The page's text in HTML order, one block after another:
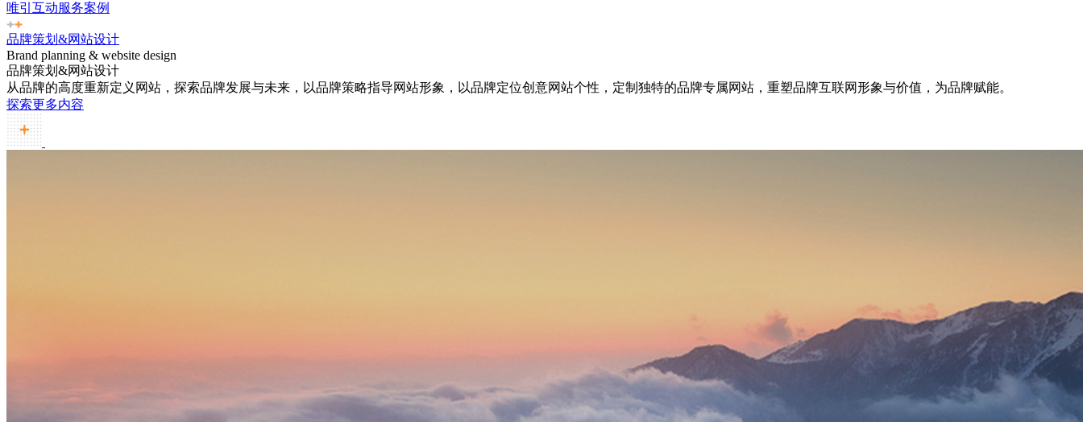
唯引互动服务案例
品牌策划&网站设计
Brand planning & website design
品牌策划&网站设计
从品牌的高度重新定义网站，探索品牌发展与未来，以品牌策略指导网站形象，以品牌定位创意网站个性，定制独特的品牌专属网站，重塑品牌互联网形象与价值，为品牌赋能。
探索更多内容